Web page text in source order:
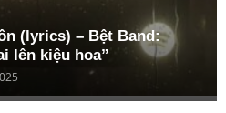
(lyrics) – Bệt Band:
lên kiệu hoa”